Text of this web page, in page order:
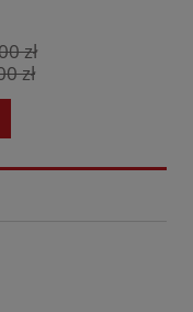
zł
zł